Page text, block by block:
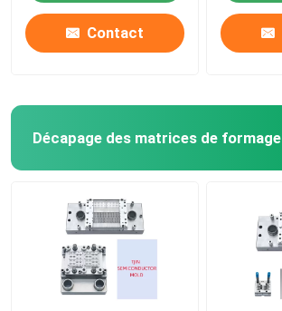
Contact
Décapage des matrices de formage